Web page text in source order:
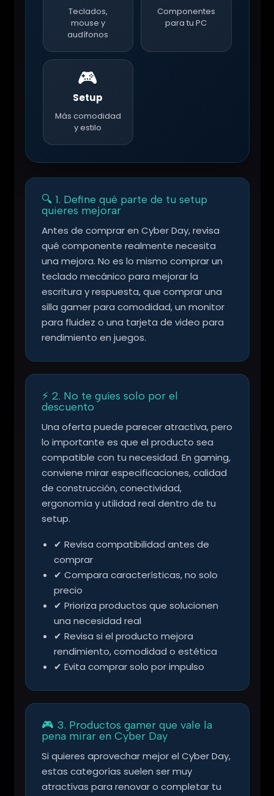
Teclados,
mouse y
audífonos
Componentes
para tu PC
🎮
Setup
Más comodidad
y estilo
🔍 1. Define qué parte de tu setup
quieres mejorar
Antes de comprar en Cyber Day, revisa
qué componente realmente necesita
una mejora. No es lo mismo comprar un
teclado mecánico para mejorar la
escritura y respuesta, que comprar una
silla gamer para comodidad, un monitor
para fluidez o una tarjeta de video para
rendimiento en juegos.
⚡ 2. No te guíes solo por el
descuento
Una oferta puede parecer atractiva, pero
lo importante es que el producto sea
compatible con tu necesidad. En gaming,
conviene mirar especificaciones, calidad
de construcción, conectividad,
ergonomía y utilidad real dentro de tu
setup.
✔ Revisa compatibilidad antes de
comprar
✔ Compara características, no solo
precio
✔ Prioriza productos que solucionen
una necesidad real
✔ Revisa si el producto mejora
rendimiento, comodidad o estética
✔ Evita comprar solo por impulso
🎮 3. Productos gamer que vale la
pena mirar en Cyber Day
Si quieres aprovechar mejor el Cyber Day,
estas categorías suelen ser muy
atractivas para renovar o completar tu